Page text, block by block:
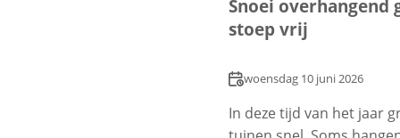
Snoei overhangend
stoep vrij
Datum
woensdag 10 juni 2026
In deze tijd van het jaar